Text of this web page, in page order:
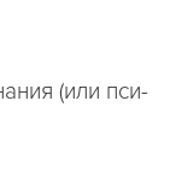
(или пси-